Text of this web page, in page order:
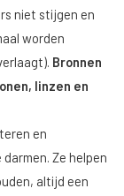
niet stijgen en
worden
Bronnen
linzen en
en
Ze helpen
altijd een